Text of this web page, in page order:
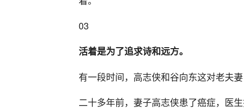
03
活着是为了追求诗和远方。
有一段时间，高志侠和谷向东这对老夫妻
二十多年前，妻子高志侠患了癌症，医